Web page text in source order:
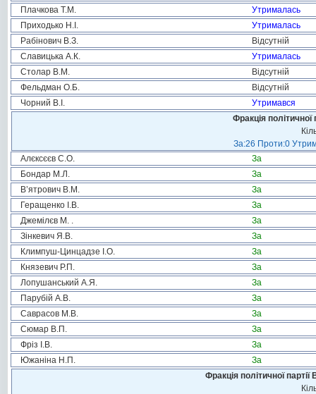
Плачкова Т.М.
Утрималась
Приходько Н.І.
Утрималась
Рабінович В.З.
Відсутній
Славицька А.К.
Утрималась
Столар В.М.
Відсутній
Фельдман О.Б.
Відсутній
Чорний В.І.
Утримався
Фракція
За:26 Проти:0
Алєксєєв С.О.
За
Бондар М.Л.
За
В’ятрович В.М.
За
Геращенко І.В.
За
Джемілєв М. .
За
Зінкевич Я.В.
За
Климпуш-Цинцадзе І.О.
За
Князевич Р.П.
За
Лопушанський А.Я.
За
Парубій А.В.
За
Саврасов М.В.
За
Сюмар В.П.
За
Фріз І.В.
За
Южаніна Н.П.
За
Фракція політичної